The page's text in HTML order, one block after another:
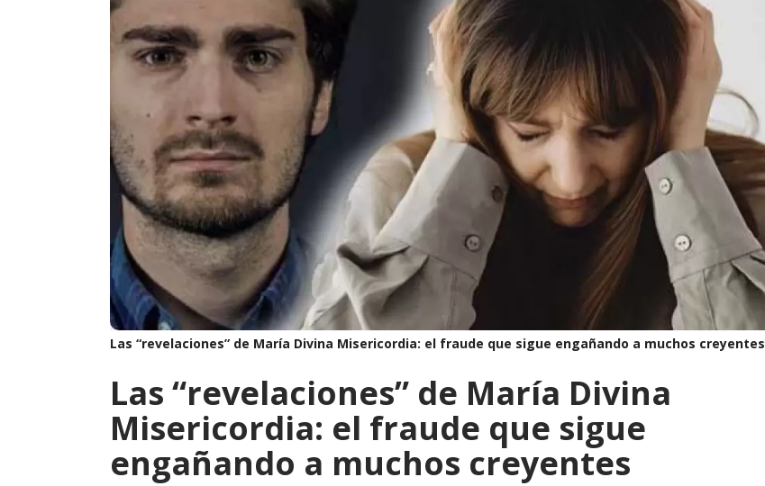
Las “revelaciones” de María Divina Misericordia: el fraude que sigue engañando a muchos creyentes
Las “revelaciones” de María Divina
Misericordia: el fraude que sigue
engañando a muchos creyentes